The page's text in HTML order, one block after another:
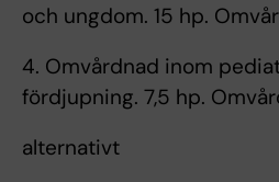
och ungdom. 15 hp.
4. Omvårdnad inom
fördjupning. 7,5 hp.
alternativt